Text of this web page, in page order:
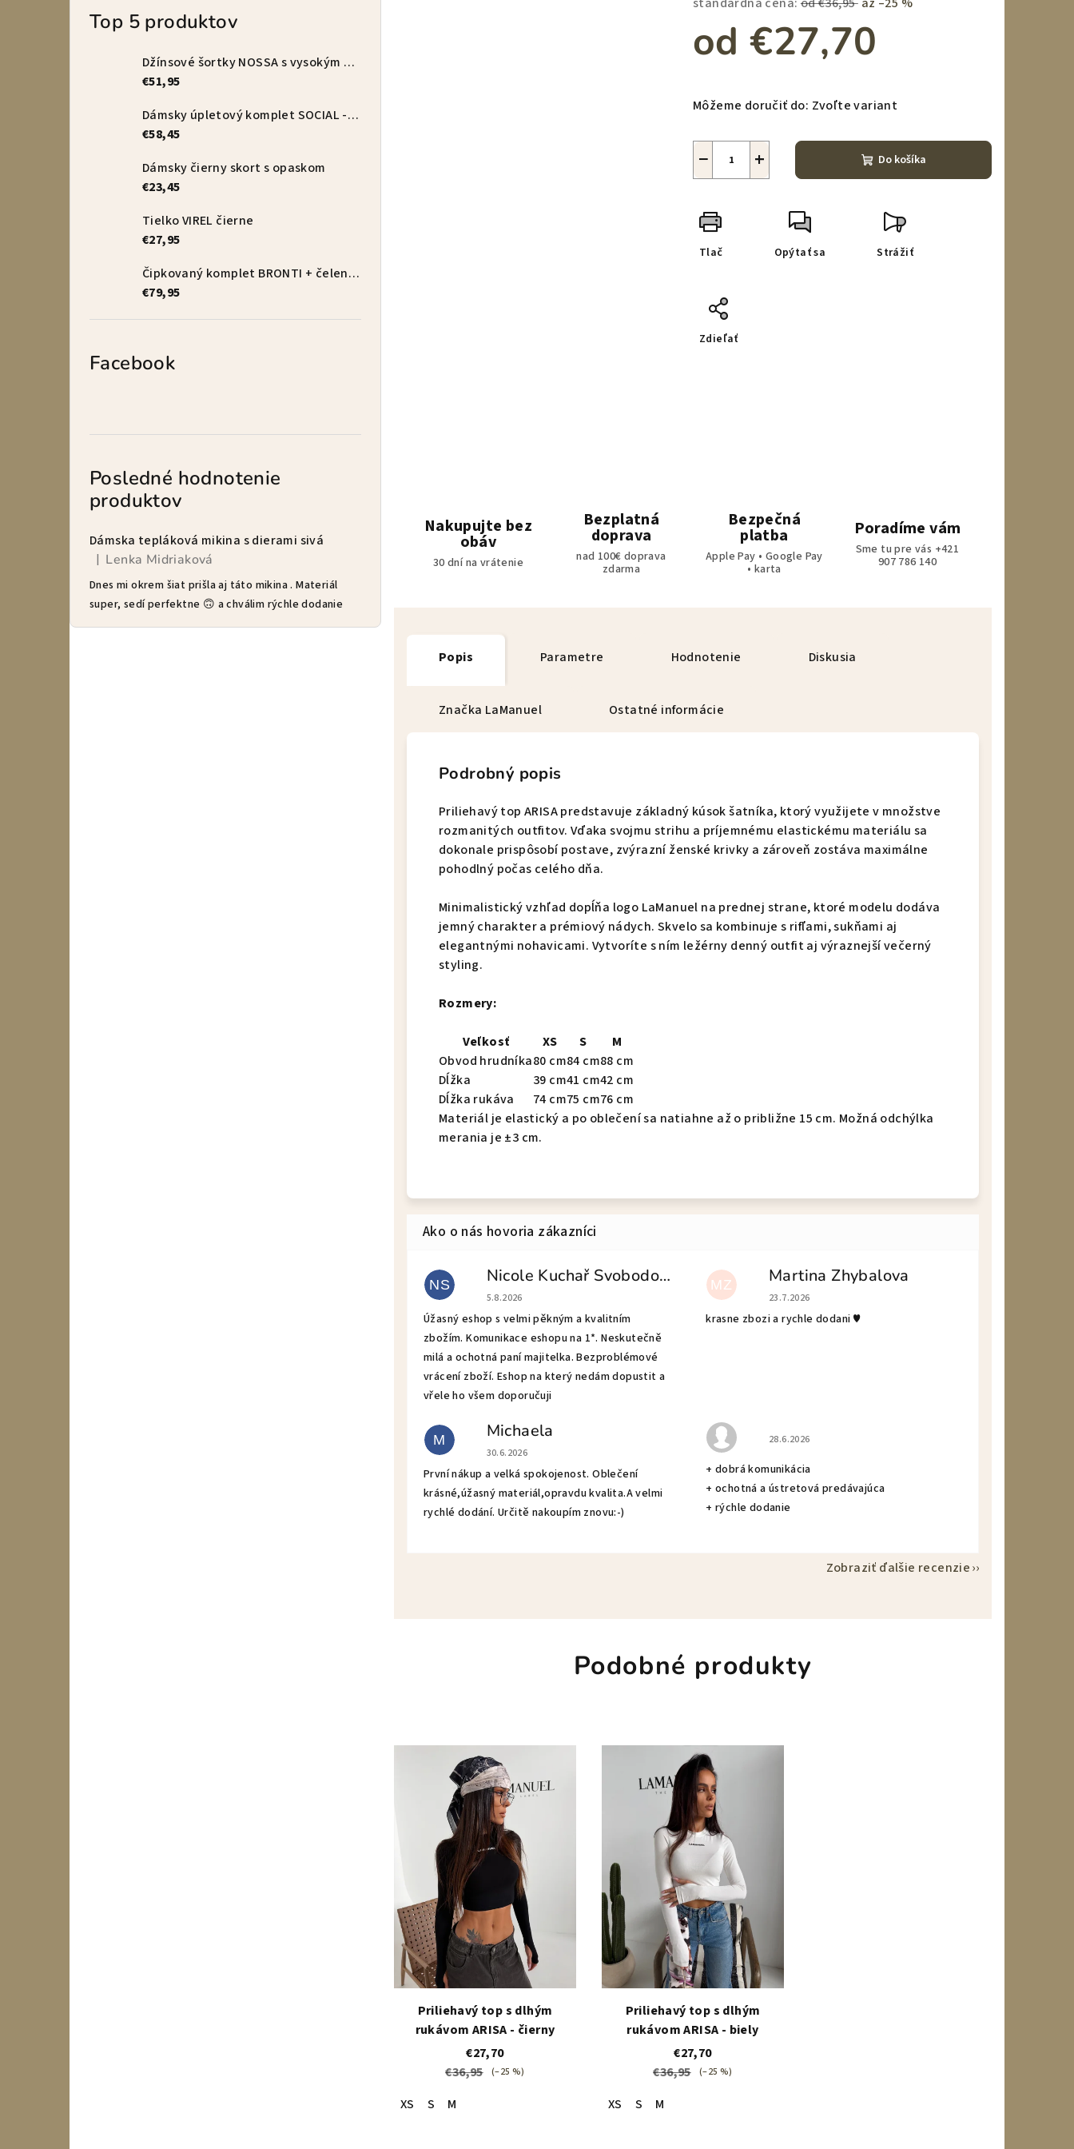
Top 5 produktov
Džínsové šortky NOSSA s vysokým pásom – vanilkové
€51,95
Dámsky úpletový komplet SOCIAL - sivý
€58,45
Dámsky čierny skort s opaskom
€23,45
Tielko VIREL čierne
€27,95
Čipkovaný komplet BRONTI + čelenka zdarma
€79,95
Facebook
Posledné hodnotenie
produktov
Dámska tepláková mikina s dierami sivá
Hodnotenie produktu je 5 z 5 hviezdičiek.
Lenka Midriaková
Dnes mi okrem šiat prišla aj táto mikina . Materiál
super, sedí perfektne 🙃 a chválim rýchle dodanie
štandardná cena: od €36,95 až –25 %
od€27,70
cena:
Môžeme doručiť do: Zvoľte variant
+
− Do košíka
Tlač Opýtať sa Strážiť
Zdieľať
Nakupujte bez
obáv
30 dní na vrátenie
Bezplatná
doprava
nad 100€ doprava
zdarma
Bezpečná
platba
Apple Pay • Google Pay
• karta
Poradíme vám
Sme tu pre vás +421
907 786 140
Popis Parametre Hodnotenie Diskusia
Značka LaManuel Ostatné informácie
Podrobný popis
Priliehavý top ARISA predstavuje základný kúsok šatníka, ktorý využijete v množstve
rozmanitých outfitov. Vďaka svojmu strihu a príjemnému elastickému materiálu sa
dokonale prispôsobí postave, zvýrazní ženské krivky a zároveň zostáva maximálne
pohodlný počas celého dňa.
Minimalistický vzhľad dopĺňa logo LaManuel na prednej strane, ktoré modelu dodáva
jemný charakter a prémiový nádych. Skvelo sa kombinuje s rifľami, sukňami aj
elegantnými nohavicami. Vytvoríte s ním ležérny denný outfit aj výraznejší večerný
styling.
Rozmery:
Veľkosť XS S
M
Obvod hrudníka80 cm84 cm88 cm
Dĺžka
39 cm41 cm42 cm
Dĺžka rukáva
74 cm75 cm76 cm
Materiál je elastický a po oblečení sa natiahne až o približne 15 cm. Možná odchýlka
merania je ±3 cm.
NS Nicole Kuchař Svobodová
Hodnotenie obchodu je 5 z 5 hviezdičiek.
5.8.2026
Úžasný eshop s velmi pěkným a kvalitním
zbožím. Komunikace eshopu na 1*. Neskutečně
milá a ochotná paní majitelka. Bezproblémové
vrácení zboží. Eshop na který nedám dopustit a
vřele ho všem doporučuji
MZ Martina Zhybalova
Hodnotenie obchodu je 5 z 5 hviezdičiek.
23.7.2026
krasne zbozi a rychle dodani ♥️
M Michaela
Hodnotenie obchodu je 5 z 5 hviezdičiek.
30.6.2026
První nákup a velká spokojenost. Oblečení
krásné,úžasný materiál,opravdu kvalita.A velmi
rychlé dodání. Určitě nakoupím znovu:-)
Hodnotenie obchodu je 5 z 5 hviezdičiek.
28.6.2026
+ dobrá komunikácia
+ ochotná a ústretová predávajúca
+ rýchle dodanie
Zobraziť ďalšie recenzie
Podobné produkty
Priliehavý top s dlhým
rukávom ARISA - čierny
€27,70
€36,95
(–25 %)
XS S M
Priliehavý top s dlhým
rukávom ARISA - biely
€27,70
€36,95
(–25 %)
XS S M